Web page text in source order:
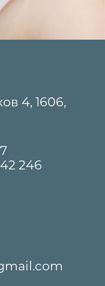
4, 1606,
246